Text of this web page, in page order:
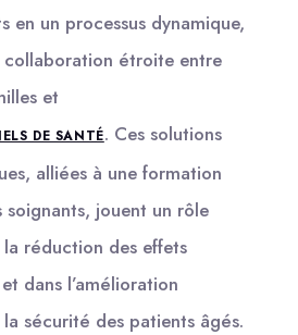
en un processus dynamique,
collaboration étroite entre
et
DE SANTÉ. Ces solutions
alliées à une formation
soignants, jouent un rôle
la réduction des effets
dans l’amélioration
sécurité des patients âgés.